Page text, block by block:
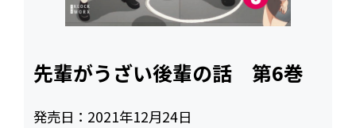
先輩がうざい後輩の話 第6巻
発売日： 2021年12月24日